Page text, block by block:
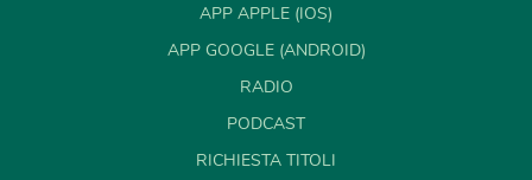
APP APPLE (IOS)
APP GOOGLE (ANDROID)
RADIO
PODCAST
RICHIESTA TITOLI